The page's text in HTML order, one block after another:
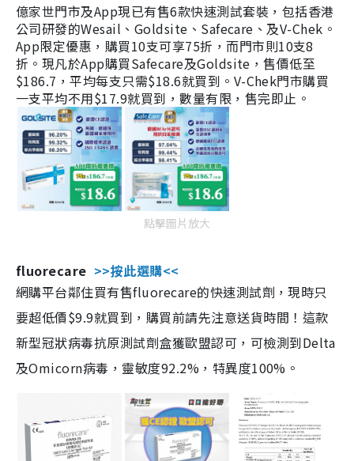
億家世門市及App現已有售6款快速測試套裝，包括香港
公司研發的Wesail、Goldsite、Safecare、及V-Chek。
App限定優惠，購買10支可享75折，而門市則10支8
折。現凡於App購買Safecare及Goldsite，售價低至
$186.7，平均每支只需$18.6就買到。V-Chek門市購買
一支平均不用$17.9就買到，數量有限，售完即止。
點擊圖片放大
fluorecare >>按此選購<<
網購平台鄰住買有售fluorecare的快速測試劑，現時只
要超低價$9.9就買到，購買前請先注意送貨時間！這款
新型冠狀病毒抗原測試劑盒獲歐盟認可，可檢測到Delta
及Omicorn病毒，靈敏度92.2%，特異度100%。